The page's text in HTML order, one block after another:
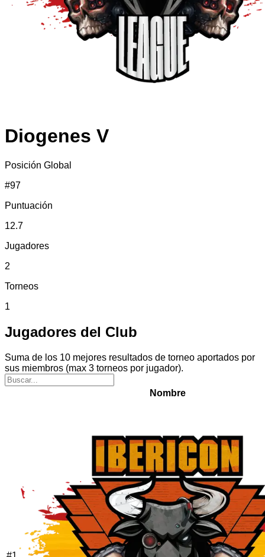
Diogenes V
Posición Global
#97
Puntuación
12.7
Jugadores
2
Torneos
1
Jugadores del Club
Suma de los 10 mejores resultados de torneo aportados por
sus miembros (max 3 torneos por jugador).
Nombre